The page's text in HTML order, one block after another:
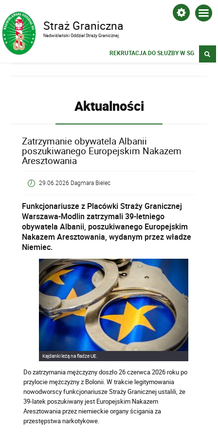
Straż Graniczna
Nadwiślański Oddział Straży Granicznej
REKRUTACJA DO SŁUŻBY W SG
Aktualności
Zatrzymanie obywatela Albanii
poszukiwanego Europejskim Nakazem
Aresztowania
29.06.2026 Dagmara Bielec
Funkcjonariusze z Placówki Straży Granicznej
Warszawa-Modlin zatrzymali 39-letniego
obywatela Albanii, poszukiwanego Europejskim
Nakazem Aresztowania, wydanym przez władze
Niemiec.
Kajdanki leżą na fladze UE.
Do zatrzymania mężczyzny doszło 26 czerwca 2026 roku po
przylocie mężczyzny z Bolonii. W trakcie legitymowania
nowodworscy funkcjonariusze Straży Granicznej ustalili, że
39-latek poszukiwany jest Europejskim Nakazem
Aresztowania przez niemieckie organy ścigania za
przestępstwa narkotykowe.